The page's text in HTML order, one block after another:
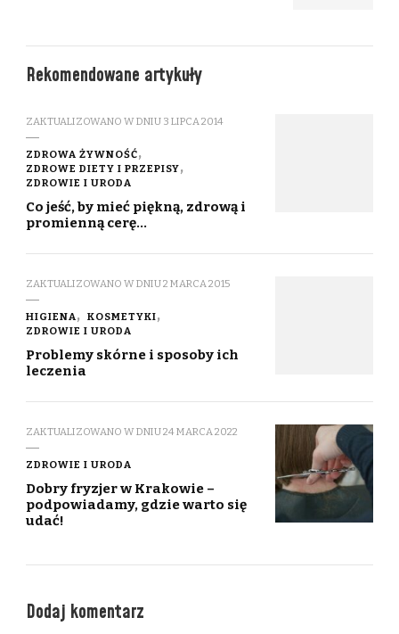
Rekomendowane artykuły
ZAKTUALIZOWANO W DNIU 3 LIPCA 2014
ZDROWA ŻYWNOŚĆ
ZDROWE DIETY I PRZEPISY
ZDROWIE I URODA
Co jeść, by mieć piękną, zdrową i
promienną cerę…
ZAKTUALIZOWANO W DNIU2 MARCA 2015
HIGIENA
KOSMETYKI
ZDROWIE I URODA
Problemy skórne i sposoby ich
leczenia
ZAKTUALIZOWANO W DNIU24 MARCA 2022
ZDROWIE I URODA
Dobry fryzjer w Krakowie –
podpowiadamy, gdzie warto się
udać!
Dodaj komentarz